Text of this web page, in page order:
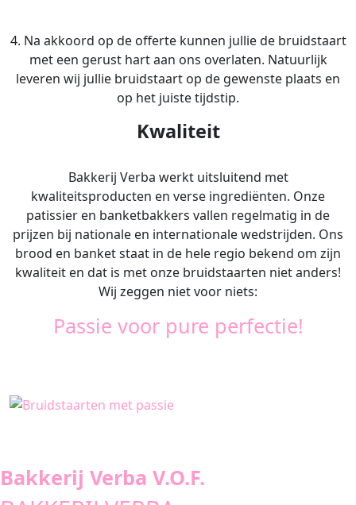
4. Na akkoord op de offerte kunnen jullie de bruidstaart
met een gerust hart aan ons overlaten. Natuurlijk
leveren wij jullie bruidstaart op de gewenste plaats en
op het juiste tijdstip.
Kwaliteit
Bakkerij Verba werkt uitsluitend met
kwaliteitsproducten en verse ingrediënten. Onze
patissier en banketbakkers vallen regelmatig in de
prijzen bij nationale en internationale wedstrijden. Ons
brood en banket staat in de hele regio bekend om zijn
kwaliteit en dat is met onze bruidstaarten niet anders!
Wij zeggen niet voor niets:
Passie voor pure perfectie!
Bakkerij Verba V.O.F.